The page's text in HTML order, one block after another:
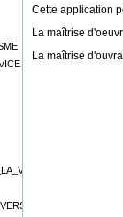
Cette application
La maîtrise
La maîtrise